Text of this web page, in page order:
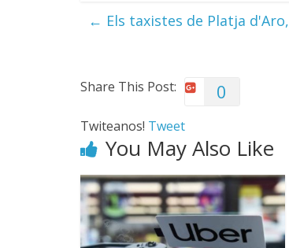
← Els taxistes de Platja
Share This Post: 0
Twiteanos! Tweet
You May Also Like